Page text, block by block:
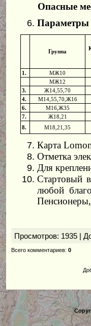
Опасные
Параметры
Группа
1.
МЖ10
МЖ12
3.
Ж14,55,70
4.
М14,55,70,Ж16
6.
М16,Ж35
7.
Ж18,21
8.
М18,21,35
Карта
Отметка
Для
Стартовый
любой
Просмотров: 1935 |
Всего комментариев: 0